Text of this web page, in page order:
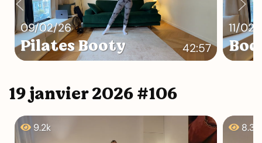
09/02/26
Pilates Booty 42:57
11/
19 janvier 2026 #106
9.2k 8.3k